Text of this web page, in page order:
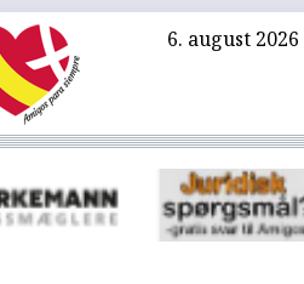
6. august 2026